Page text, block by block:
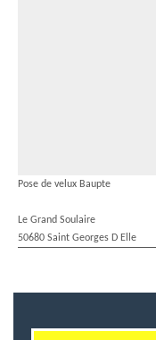
Pose de velux Baupte
Le Grand Soulaire
50680 Saint Georges D Elle